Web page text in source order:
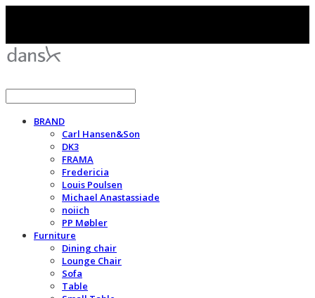
BRAND
Carl Hansen&Son
DK3
FRAMA
Fredericia
Louis Poulsen
Michael Anastassiade
noiich
PP Møbler
Furniture
Dining chair
Lounge Chair
Sofa
Table